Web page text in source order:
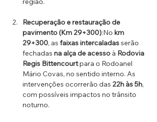
Recuperação e restauração de
pavimento (Km 29+300):No km
29+300, as faixas intercaladas serão
fechadas na alça de acesso à Rodovia
Regis Bittencourt para o Rodoanel
Mário Covas, no sentido interno. As
intervenções ocorrerão das 22h às 5h,
com possíveis impactos no trânsito
noturno.